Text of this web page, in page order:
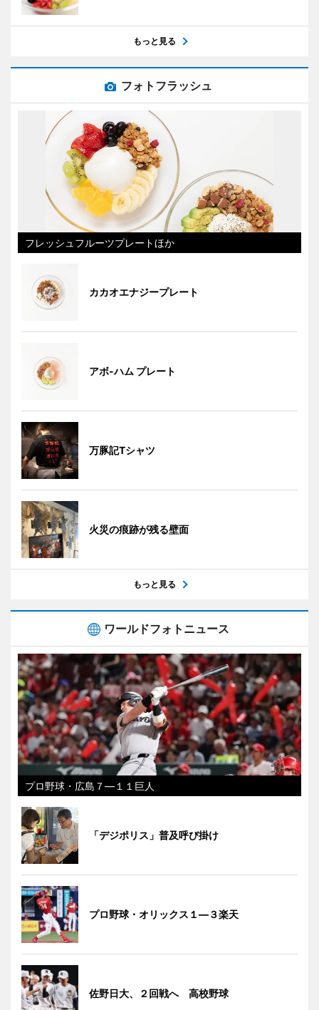
もっと見る
フォトフラッシュ
フレッシュフルーツプレートほか
カカオエナジープレート
アボ-ハム プレート
万豚記Tシャツ
火災の痕跡が残る壁面
もっと見る
ワールドフォトニュース
プロ野球・広島７―１１巨人
「デジポリス」普及呼び掛け
プロ野球・オリックス１―３楽天
佐野日大、２回戦へ 高校野球